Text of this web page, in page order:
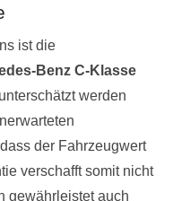
ist die
Benz C-Klasse
werden
der Fahrzeugwert
verschafft somit nicht
gewährleistet auch